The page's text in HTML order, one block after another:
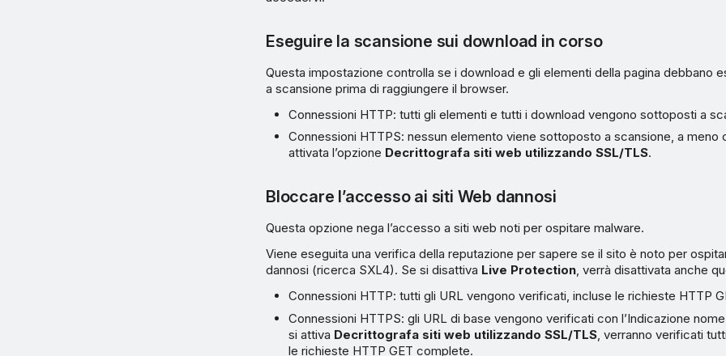
Eseguire la scansione sui download in corso
Questa impostazione controlla se i download e gli elementi della pagina debbano
a scansione prima di raggiungere il browser.
Connessioni HTTP: tutti gli elementi e tutti i download vengono sottoposti a
Connessioni HTTPS: nessun elemento viene sottoposto a scansione, a meno
attivata l’opzione Decrittografa siti web utilizzando SSL/TLS.
Bloccare l’accesso ai siti Web dannosi
Questa opzione nega l’accesso a siti web noti per ospitare malware.
Viene eseguita una verifica della reputazione per sapere se il sito è noto per
dannosi (ricerca SXL4). Se si disattiva Live Protection, verrà disattivata anche
Connessioni HTTP: tutti gli URL vengono verificati, incluse le richieste HTTP
Connessioni HTTPS: gli URL di base vengono verificati con l’Indicazione
si attiva Decrittografa siti web utilizzando SSL/TLS , verranno verificati
le richieste HTTP GET complete.